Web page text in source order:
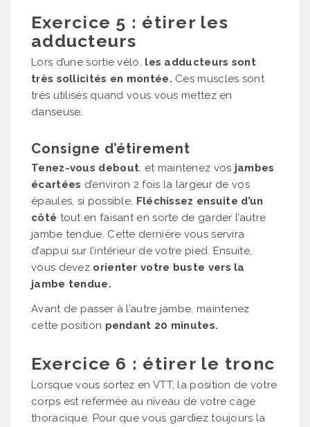
Exercice 5 : étirer les
adducteurs
Lors d’une sortie vélo, les adducteurs sont
très sollicités en montée. Ces muscles sont
très utilisés quand vous vous mettez en
danseuse.
Consigne d’étirement
Tenez-vous debout, et maintenez vos jambes
écartées d’environ 2 fois la largeur de vos
épaules, si possible. Fléchissez ensuite d’un
côté tout en faisant en sorte de garder l’autre
jambe tendue. Cette dernière vous servira
d’appui sur l’intérieur de votre pied. Ensuite,
vous devez orienter votre buste vers la
jambe tendue.
Avant de passer à l’autre jambe, maintenez
cette position pendant 20 minutes.
Exercice 6 : étirer le tronc
Lorsque vous sortez en VTT, la position de votre
corps est refermée au niveau de votre cage
thoracique. Pour que vous gardiez toujours la